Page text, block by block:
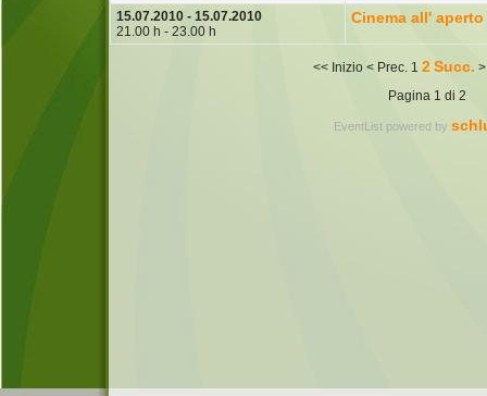
15.07.2010 - 15.07.2010
21.00 h - 23.00 h
Cinema all'
<< Inizio < Prec. 1 2 Succ.
Pagina 1 di 2
EventList powered by